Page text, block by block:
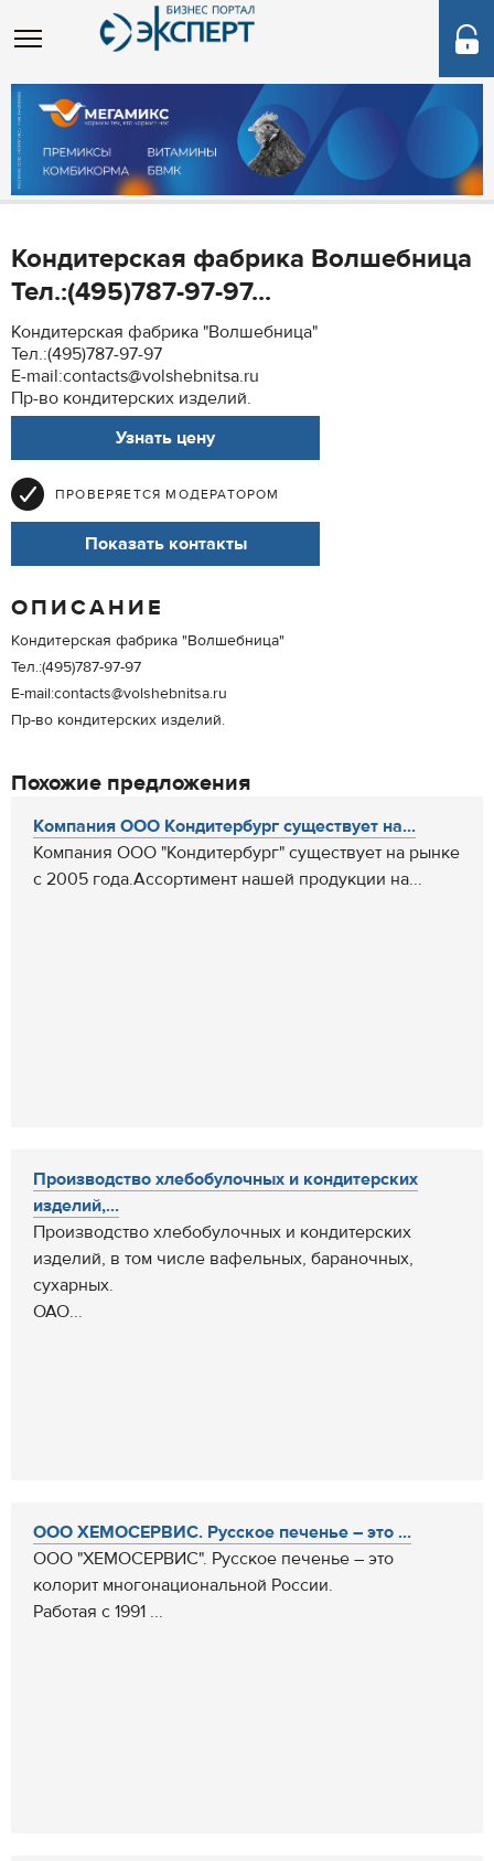
Кондитерская фабрика Волшебница
Тел.:(495)787-97-97...
Кондитерская фабрика "Волшебница"
Тел.:(495)787-97-97
E-mail:contacts@volshebnitsa.ru
Пр-во кондитерских изделий.
Узнать цену
ПРОВЕРЯЕТСЯ МОДЕРАТОРОМ
Показать контакты
ОПИСАНИЕ
Кондитерская фабрика "Волшебница"
Тел.:(495)787-97-97
E-mail:contacts@volshebnitsa.ru
Пр-во кондитерских изделий.
Похожие предложения
Компания ООО Кондитербург существует на...
Компания ООО "Кондитербург" существует на рынке
с 2005 года.Ассортимент нашей продукции на...
Производство хлебобулочных и кондитерских
изделий,...
Производство хлебобулочных и кондитерских
изделий, в том числе вафельных, бараночных,
сухарных.
ОАО...
ООО ХЕМОСЕРВИС. Русское печенье – это ...
ООО "ХЕМОСЕРВИС". Русское печенье – это
колорит многонациональной России.
Работая с 1991 ...